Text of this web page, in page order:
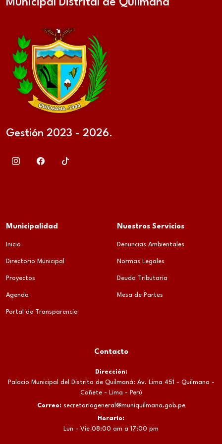
Municipal Distrital de Quilmaná
Gestión 2023 - 2026.
Municipalidad
Inicio
Directorio Municipal
Proyectos
Agenda
Portal de Transparencia
Nuestros Servicios
Denuncias Ambientales
Normas Legales
Deuda Tributaria
Mesa de Partes
Contacto
Dirección:
Palacio Municipal del Distrito de Quilmaná: Av. Lima 451 - Quilmana -
Cañete - Lima - Perú
Correo: secretariageneral@muniquilmana.gob.pe
Horario:
Lun - Vie 08:00 am a 17:00 pm